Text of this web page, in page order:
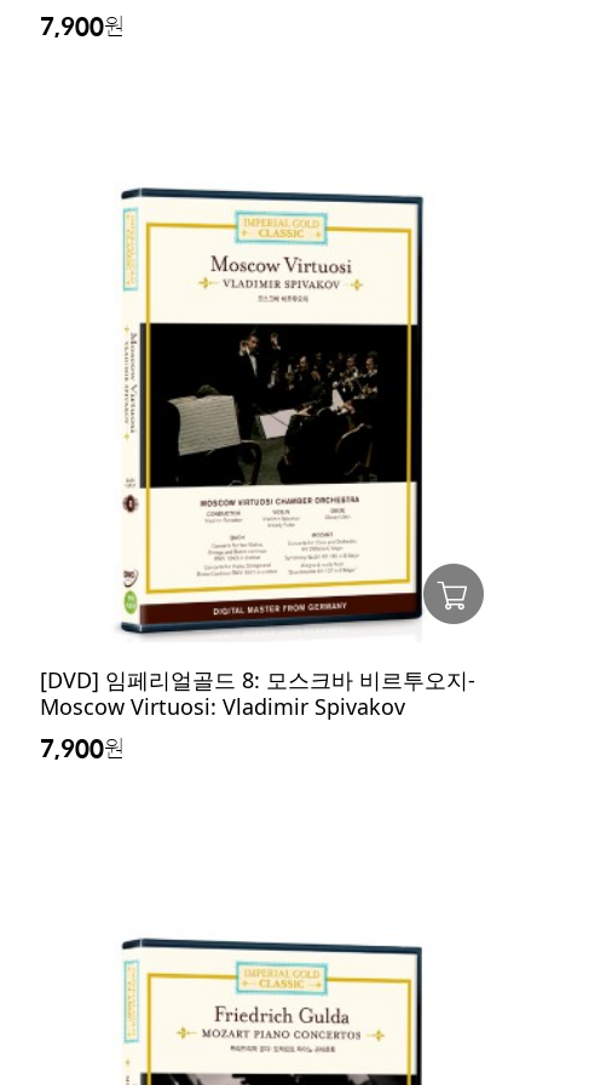
7,900원
[DVD] 임페리얼골드 8: 모스크바 비르투오지-
Moscow Virtuosi: Vladimir Spivakov
7,900원